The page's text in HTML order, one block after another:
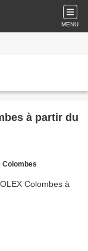
MENU
à partir du
Colombes